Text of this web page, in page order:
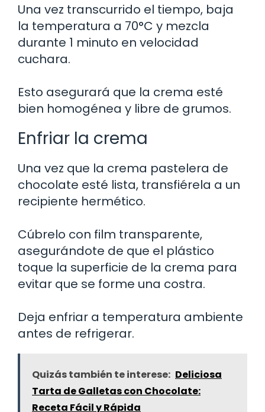
Una vez transcurrido el tiempo, baja
la temperatura a 70°C y mezcla
durante 1 minuto en velocidad
cuchara.
Esto asegurará que la crema esté
bien homogénea y libre de grumos.
Enfriar la crema
Una vez que la crema pastelera de
chocolate esté lista, transfiérela a un
recipiente hermético.
Cúbrelo con film transparente,
asegurándote de que el plástico
toque la superficie de la crema para
evitar que se forme una costra.
Deja enfriar a temperatura ambiente
antes de refrigerar.
Quizás también te interese: Deliciosa
Tarta de Galletas con Chocolate:
Receta Fácil y Rápida